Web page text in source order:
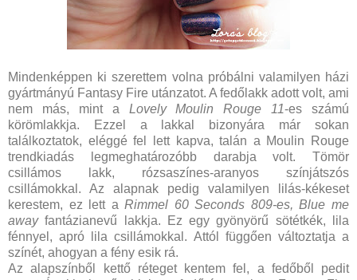
Mindenképpen ki szerettem volna próbálni valamilyen házi
gyártmányú Fantasy Fire utánzatot. A fedőlakk adott volt, ami
nem más, mint a Lovely Moulin Rouge 11-es számú
körömlakkja. Ezzel a lakkal bizonyára már sokan
találkoztatok, eléggé fel lett kapva, talán a Moulin Rouge
trendkiadás legmeghatározóbb darabja volt. Tömör
csillámos lakk, rózsaszínes-aranyos színjátszós
csillámokkal. Az alapnak pedig valamilyen lilás-kékeset
kerestem, ez lett aRimmel 60 Seconds 809-es, Blue me
awayfantázianevű lakkja. Ez egy gyönyörű sötétkék, lila
fénnyel, apró lila csillámokkal. Attól függően változtatja a
színét, ahogyan a fény esik rá.
Az alapszínből kettő réteget kentem fel, a fedőből pedit